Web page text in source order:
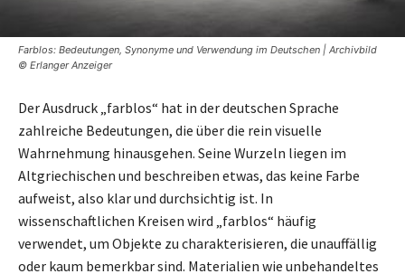
Farblos: Bedeutungen, Synonyme und Verwendung im Deutschen | Archivbild
© Erlanger Anzeiger
Der Ausdruck „farblos“ hat in der deutschen Sprache
zahlreiche Bedeutungen, die über die rein visuelle
Wahrnehmung hinausgehen. Seine Wurzeln liegen im
Altgriechischen und beschreiben etwas, das keine Farbe
aufweist, also klar und durchsichtig ist. In
wissenschaftlichen Kreisen wird „farblos“ häufig
verwendet, um Objekte zu charakterisieren, die unauffällig
oder kaum bemerkbar sind. Materialien wie unbehandeltes